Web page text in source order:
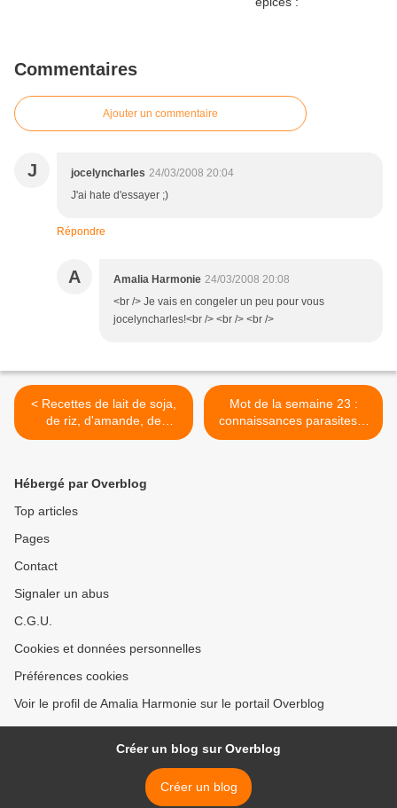
Commentaires
Ajouter un commentaire
J jocelyncharles 24/03/2008 20:04
J'ai hate d'essayer ;)
Répondre
A Amalia Harmonie 24/03/2008 20:08
<br /> Je vais en congeler un peu pour vous
jocelyncharles!<br /> <br /> <br />
< Recettes de lait de soja,
de riz, d'amande, de
noisette à faire soi-même
Mot de la semaine 23 :
connaissances parasites...
>
Hébergé par Overblog
Top articles
Pages
Contact
Signaler un abus
C.G.U.
Cookies et données personnelles
Préférences cookies
Voir le profil de Amalia Harmonie sur le portail Overblog
Créer un blog sur Overblog
Créer un blog